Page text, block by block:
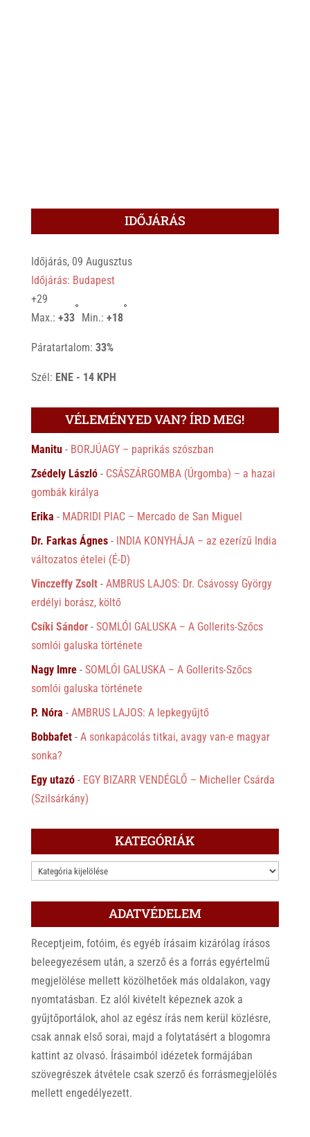
IDŐJÁRÁS
Időjárás, 09 Augusztus
Időjárás: Budapest
+29
Max.: +33
°
Min.: +18
°
Páratartalom: 33%
Szél: ENE - 14 KPH
VÉLEMÉNYED VAN? ÍRD MEG!
Manitu- BORJÚAGY – paprikás szószban
Zsédely László- CSÁSZÁRGOMBA (Úrgomba) – a hazai
gombák királya
Erika - MADRIDI PIAC – Mercado de San Miguel
Dr. Farkas Ágnes- INDIA KONYHÁJA – az ezerízű India
változatos ételei (É-D)
Vinczeffy Zsolt- AMBRUS LAJOS: Dr. Csávossy György
erdélyi borász, költő
Csíki Sándor- SOMLÓI GALUSKA – A Gollerits-Szőcs
somlói galuska története
Nagy Imre- SOMLÓI GALUSKA – A Gollerits-Szőcs
somlói galuska története
P. Nóra - AMBRUS LAJOS: A lepkegyűjtő
Bobbafet- A sonkapácolás titkai, avagy van-e magyar
sonka?
Egy utazó- EGY BIZARR VENDÉGLŐ – Micheller Csárda
(Szilsárkány)
KATEGÓRIÁK
KATEGÓRIÁK
ADATVÉDELEM
Receptjeim, fotóim, és egyéb írásaim kizárólag írásos
beleegyezésem után, a szerző és a forrás egyértelmű
megjelölése mellett közölhetőek más oldalakon, vagy
nyomtatásban. Ez alól kivételt képeznek azok a
gyűjtőportálok, ahol az egész írás nem kerül közlésre,
csak annak első sorai, majd a folytatásért a blogomra
kattint az olvasó. Írásaimból idézetek formájában
szövegrészek átvétele csak szerző és forrásmegjelölés
mellett engedélyezett.